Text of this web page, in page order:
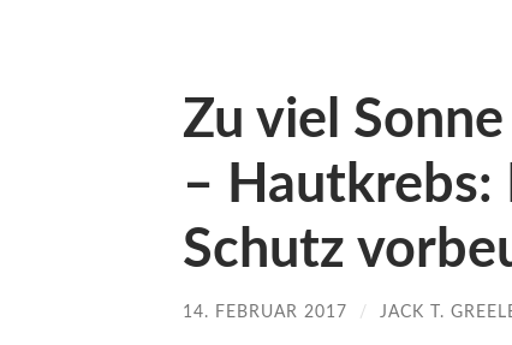
Zu viel
–
Schutz
14. FEBRUAR 2017 / JACK T.